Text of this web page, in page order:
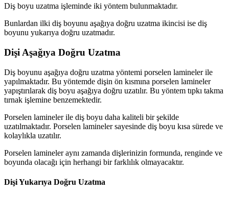
Diş boyu uzatma işleminde iki yöntem bulunmaktadır.
Bunlardan ilki diş boyunu aşağıya doğru uzatma ikincisi ise diş
boyunu yukarıya doğru uzatmadır.
Dişi Aşağıya Doğru Uzatma
Diş boyunu aşağıya doğru uzatma yöntemi porselen lamineler ile
yapılmaktadır. Bu yöntemde dişin ön kısmına porselen lamineler
yapıştırılarak diş boyu aşağıya doğru uzatılır. Bu yöntem tıpkı takma
tırnak işlemine benzemektedir.
Porselen lamineler ile diş boyu daha kaliteli bir şekilde
uzatılmaktadır. Porselen lamineler sayesinde diş boyu kısa sürede ve
kolaylıkla uzatılır.
Porselen lamineler aynı zamanda dişlerinizin formunda, renginde ve
boyunda olacağı için herhangi bir farklılık olmayacaktır.
Dişi Yukarıya Doğru Uzatma